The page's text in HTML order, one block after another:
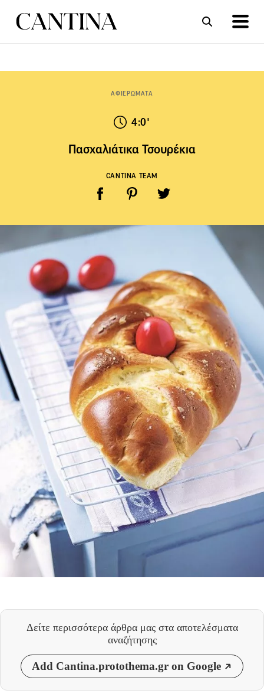
ΑΦΙΕΡΩΜΑΤΑ
4:0'
Πασχαλιάτικα Τσουρέκια
CANTINA TEAM
Δείτε περισσότερα άρθρα μας στα αποτελέσματα
αναζήτησης
Add Cantina.protothema.gr on Google